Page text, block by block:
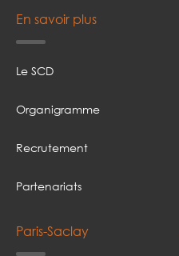
En savoir plus
Le SCD
Organigramme
Recrutement
Partenariats
Paris-Saclay